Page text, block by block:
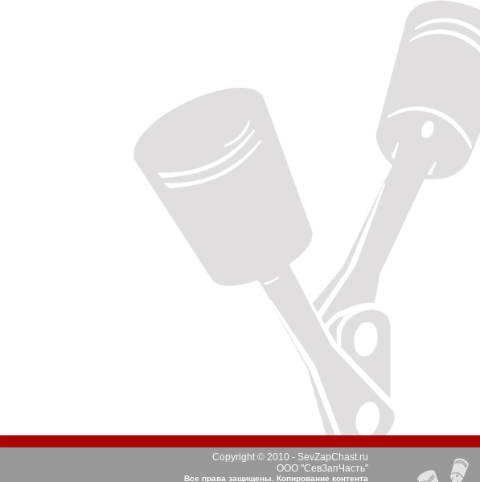
Copyright © 2010 - SevZapChast.ru
ООО "СевЗапЧасть"
Все права защищены. Копирование контента